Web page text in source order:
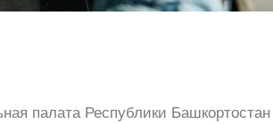
палата Республики Башкортостан